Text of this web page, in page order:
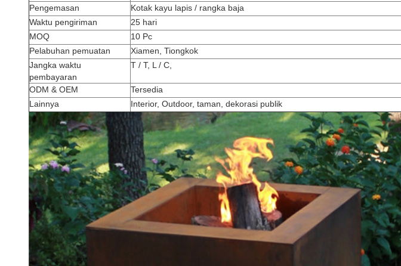
Pengemasan
Kotak kayu lapis / rangka baja
Waktu pengiriman
25 hari
MOQ
10 Pc
Pelabuhan pemuatan
Xiamen, Tiongkok
Jangka waktu
pembayaran
T / T, L / C,
ODM & OEM
Tersedia
Lainnya
Interior, Outdoor, taman, dekorasi publik